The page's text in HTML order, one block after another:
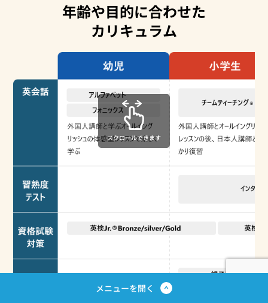
無料体験レッスン
メニューを開く
年齢や目的に合わせた
カリキュラム
スクロールできます